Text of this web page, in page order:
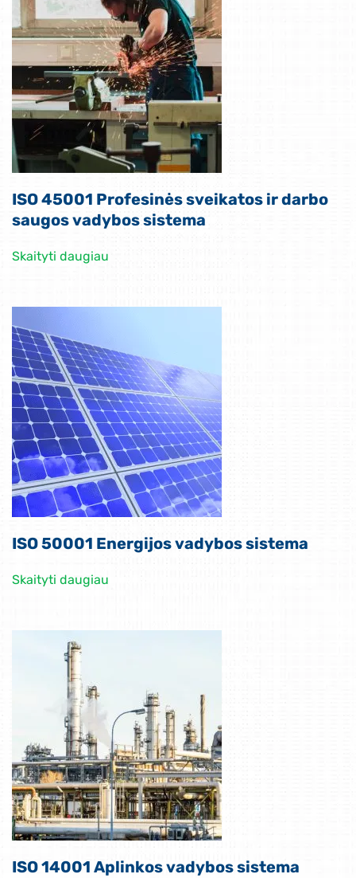
ISO 45001 Profesinės sveikatos ir darbo
saugos vadybos sistema
Skaityti daugiau
ISO 50001 Energijos vadybos sistema
Skaityti daugiau
ISO 14001 Aplinkos vadybos sistema